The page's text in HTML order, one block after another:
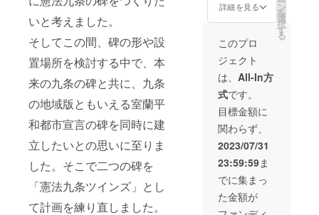
いと考えました。
そしてこの間、碑の形や設
置場所を検討する中で、本
来の九条の碑と共に、九条
の地域版ともいえる室蘭平
和都市宣言の碑を同時に建
立したいとの思いに至りま
した。そこで二つの碑を
「憲法九条ツインズ」とし
て計画を練り直しました。
前をご記入くだ
ホームページで
公開可能な場合
は必ず備考欄に
「公開可」と
し、掲載を希望
される別名があ
ればその旨お書
きください。
詳細を見る ン
を
選
択
す
る
このプロ
ジェクト
は、 All-In方
式です。
目標金額に
関わらず、
2023/07/31
23:59:59ま
でに集まっ
た金額が